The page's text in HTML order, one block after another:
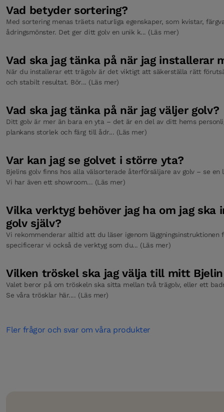
Vad betyder sortering?
Med sortering menas träets naturliga egenskaper, som kvistar,
ådringsmönster. Det ger ditt golv en unik k... (Läs mer)
Vad ska jag tänka på när jag installerar
När du installerar ett trägolv är det viktigt att säkerställa rätt
och stabilt resultat. Bör... (Läs mer)
Vad ska jag tänka på när jag väljer golv?
Ditt golv är mer än bara en yta – det är en del av ditt hems
plankans storlek och färg till ådr... (Läs mer)
Var kan jag se golvet i större yta?
Bjelins golv finns hos alla välsorterade återförsäljare av golv – se
Vi har även ett showroom... (Läs mer)
Vilka verktyg behöver jag ha om jag
golv själv?
Vi rekommenderar alltid att du läser igenom läggningsinstruktionen
specificerar vi också de verktyg som du... (Läs mer)
Vilken tröskel ska jag välja till mitt
Valet beror på om tröskeln ska sitta mellan två trägolv, eller ett
Se våra trösklar här.... (Läs mer)
Fler frågor och svar om våra produkter